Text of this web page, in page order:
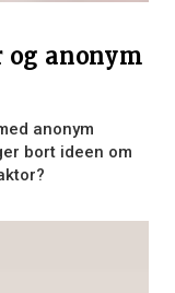
anonym
anonym
bort ideen om